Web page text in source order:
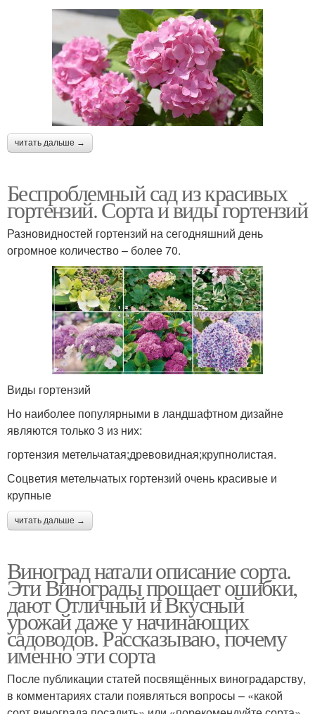
читать дальше →
Беспроблемный сад из красивых
гортензий. Сорта и виды гортензий
Разновидностей гортензий на сегодняшний день
огромное количество – более 70.
Виды гортензий
Но наиболее популярными в ландшафтном дизайне
являются только 3 из них:
гортензия метельчатая;древовидная;крупнолистая.
Соцветия метельчатых гортензий очень красивые и
крупные
читать дальше →
Виноград натали описание сорта.
Эти Винограды прощает ошибки,
дают Отличный и Вкусный
урожай даже у начинающих
садоводов. Рассказываю, почему
именно эти сорта
После публикации статей посвящённых виноградарству,
в комментариях стали появляться вопросы – «какой